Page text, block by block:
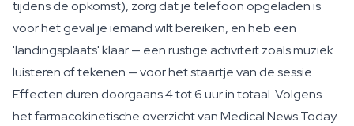
tijdens de opkomst), zorg dat je telefoon opgeladen is
voor het geval je iemand wilt bereiken, en heb een
'landingsplaats' klaar — een rustige activiteit zoals muziek
luisteren of tekenen — voor het staartje van de sessie.
Effecten duren doorgaans 4 tot 6 uur in totaal. Volgens
het farmacokinetische overzicht van Medical News Today